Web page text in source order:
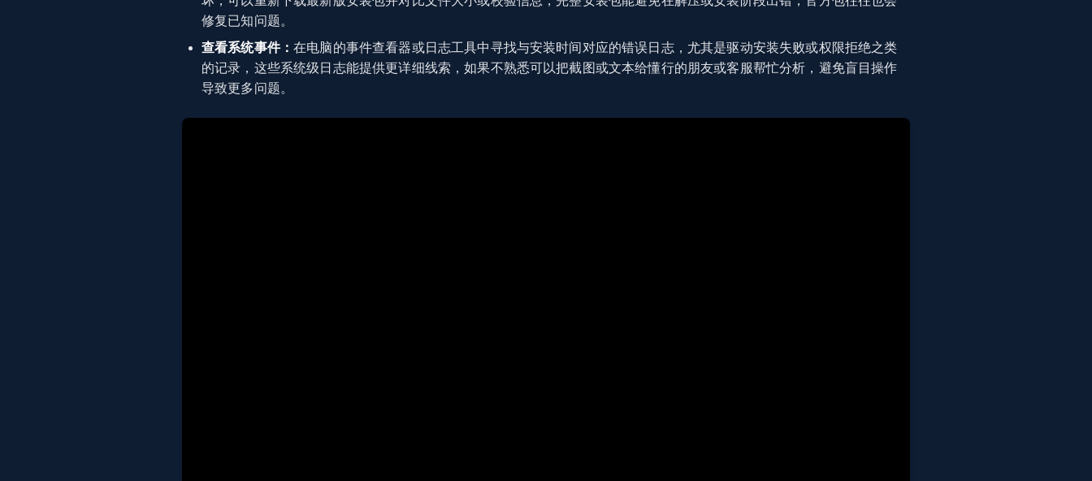
修复已知问题。
查看系统事件：在电脑的事件查看器或日志工具中寻找与安装时间对应的错误日志，尤其是驱动安装失败或权限拒绝之类
的记录，这些系统级日志能提供更详细线索，如果不熟悉可以把截图或文本给懂行的朋友或客服帮忙分析，避免盲目操作
导致更多问题。